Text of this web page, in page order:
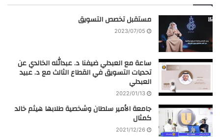
مستقبل تخصص التسويق
2023/07/05
ساعة مع العبدلي ضيفنا د. عبدالله الخالدي عن
تحديات التسويق في القطاع الثالث مع د. عبيد
العبدلي
2022/01/13
جامعة الأمير سلطان وشخصية طلابها هيثم خالد
كمثال
2021/12/26